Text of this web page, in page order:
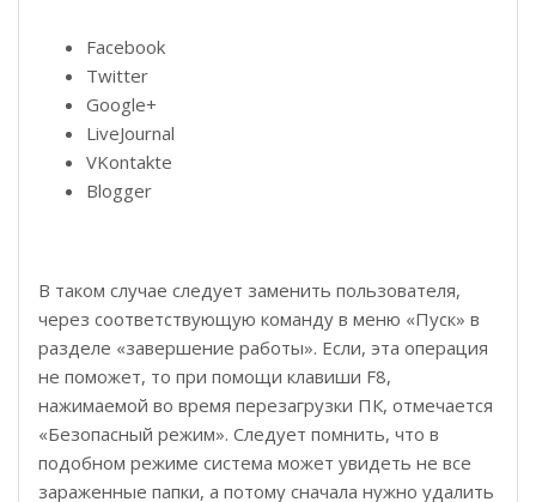
Facebook
Twitter
Google+
LiveJournal
VKontakte
Blogger
В таком случае следует заменить пользователя,
через соответствующую команду в меню «Пуск» в
разделе «завершение работы». Если, эта операция
не поможет, то при помощи клавиши F8,
нажимаемой во время перезагрузки ПК, отмечается
«Безопасный режим». Следует помнить, что в
подобном режиме система может увидеть не все
зараженные папки, а потому сначала нужно удалить